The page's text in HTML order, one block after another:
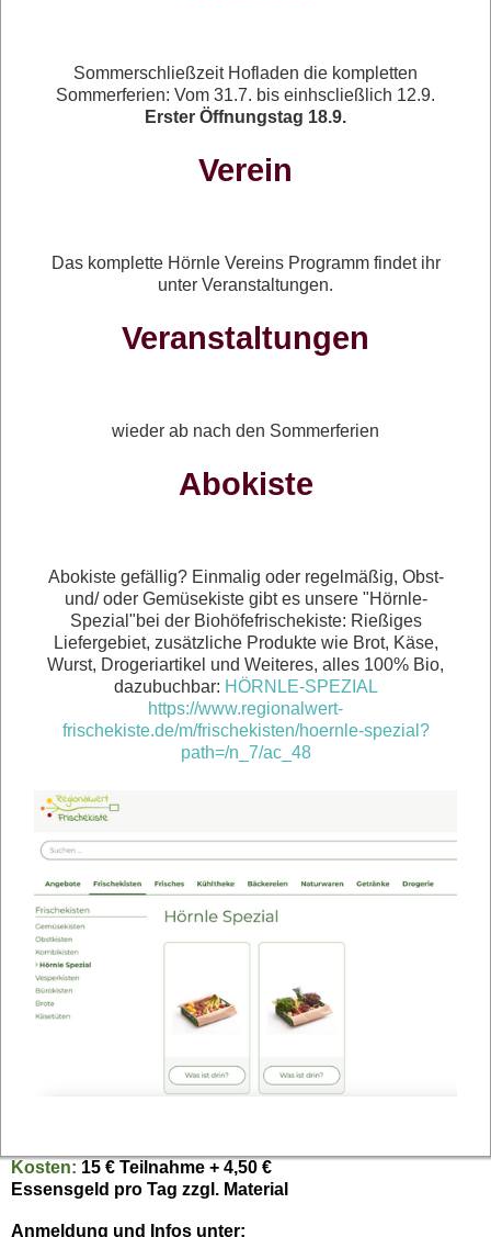
Sommerschließzeit Hofladen die kompletten
Sommerferien: Vom 31.7. bis einhscließlich 12.9.
Erster Öffnungstag 18.9.
Verein
Das komplette Hörnle Vereins Programm findet ihr
unter Veranstaltungen.
Veranstaltungen
wieder ab nach den Sommerferien
Abokiste
Abokiste gefällig? Einmalig oder regelmäßig, Obst-
und/ oder Gemüsekiste gibt es unsere "Hörnle-
Spezial"bei der Biohöfefrischekiste: Rießiges
Liefergebiet, zusätzliche Produkte wie Brot, Käse,
Wurst, Drogeriartikel und Weiteres, alles 100% Bio,
dazubuchbar: HÖRNLE-SPEZIAL
https://www.regionalwert-
frischekiste.de/m/frischekisten/hoernle-spezial?
path=/n_7/ac_48